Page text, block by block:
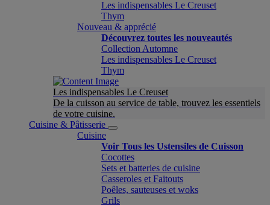
Les indispensables Le Creuset
Thym
Nouveau & apprécié
Découvrez toutes les nouveautés
Collection Automne
Les indispensables Le Creuset
Thym
Les indispensables Le Creuset
De la cuisson au service de table, trouvez les essentiels
de votre cuisine.
Cuisine & Pâtisserie
Cuisine
Voir Tous les Ustensiles de Cuisson
Cocottes
Sets et batteries de cuisine
Casseroles et Faitouts
Poêles, sauteuses et woks
Grils